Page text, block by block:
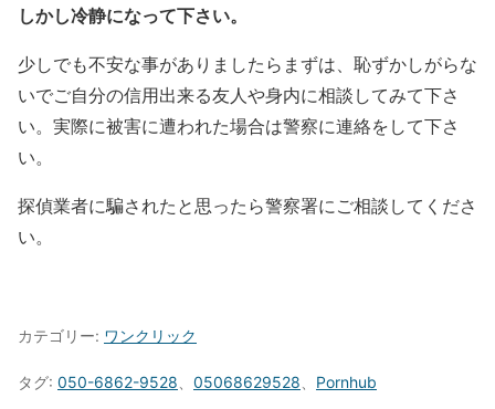
しかし冷静になって下さい。
少しでも不安な事がありましたらまずは、恥ずかしがらな
いでご自分の信用出来る友人や身内に相談してみて下さ
い。実際に被害に遭われた場合は警察に連絡をして下さ
い。
探偵業者に騙されたと思ったら警察署にご相談してくださ
い。
カテゴリー: ワンクリック
タグ: 050-6862-9528 05068629528 Pornhub